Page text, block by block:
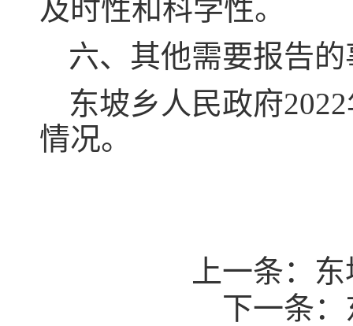
及时性和科学性。
六、其他需要报告
东坡乡人民政府
情况。
上一条：
下一条：